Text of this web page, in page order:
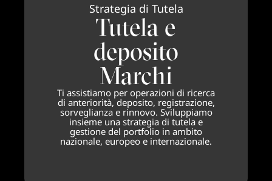
Strategia di Tutela
Tutela e
deposito
Marchi
Ti assistiamo per operazioni di ricerca
di anteriorità, deposito, registrazione,
sorveglianza e rinnovo. Sviluppiamo
insieme una strategia di tutela e
gestione del portfolio in ambito
nazionale, europeo e internazionale.